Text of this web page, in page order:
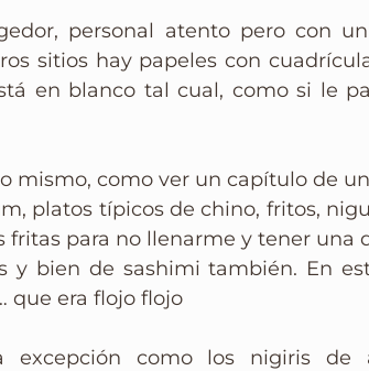
personal atento pero con
sitios hay papeles con
en blanco tal cual, como si le
mismo, como ver un capítulo de
platos típicos de chino, fritos,
fritas para no llenarme y tener una
y bien de sashimi también. En
que era flojo flojo
excepción como los nigiris de